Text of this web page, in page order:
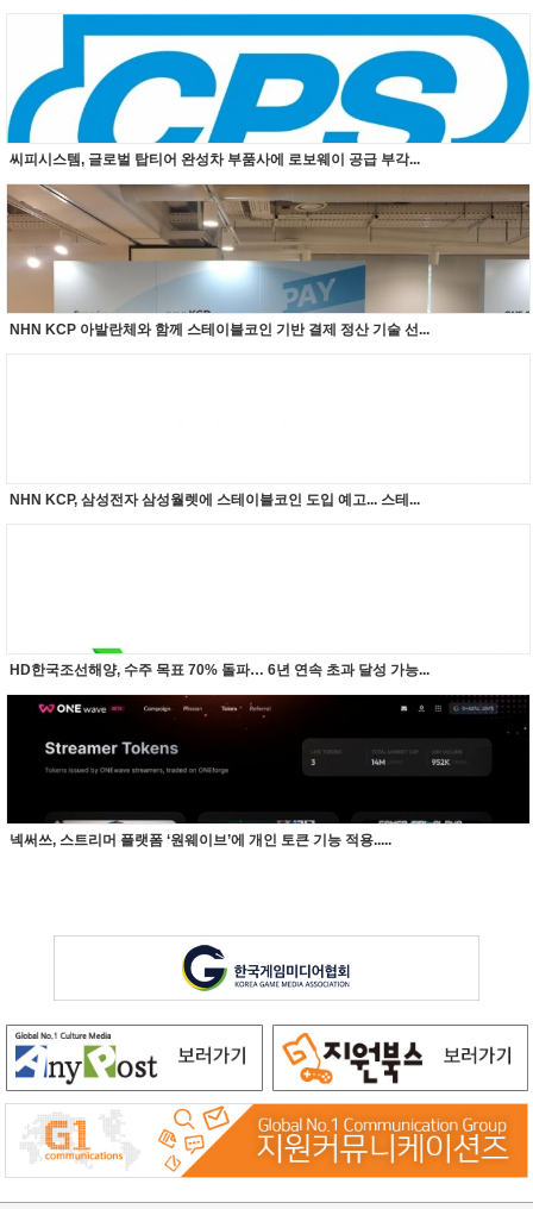
씨피시스템, 글로벌 탑티어 완성차 부품사에 로보웨이 공급 부각...
NHN KCP 아발란체와 함께 스테이블코인 기반 결제 정산 기술 선...
NHN KCP, 삼성전자 삼성월렛에 스테이블코인 도입 예고... 스테...
HD한국조선해양, 수주 목표 70% 돌파… 6년 연속 초과 달성 가능...
넥써쓰, 스트리머 플랫폼 ‘원웨이브’에 개인 토큰 기능 적용.....